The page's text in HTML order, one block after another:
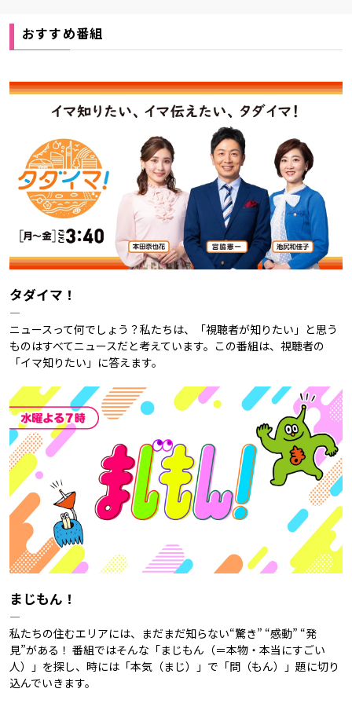
おすすめ番組
タダイマ！
―
ニュースって何でしょう？私たちは、「視聴者が知りたい」と思う
ものはすべてニュースだと考えています。この番組は、視聴者の
「イマ知りたい」に答えます。
まじもん！
―
私たちの住むエリアには、まだまだ知らない“驚き” “感動” “発
見”がある！ 番組ではそんな「まじもん（＝本物・本当にすごい
人）」を探し、時には「本気（まじ）」で「問（もん）」題に切り
込んでいきます。